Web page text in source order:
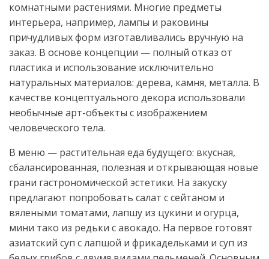
комнатными растениями. Многие предметы
интерьера, например, лампы и раковины
причудливых форм изготавливались вручную на
заказ. В основе концепции — полный отказ от
пластика и использование исключительно
натуральных материалов: дерева, камня, металла. В
качестве концептуального декора использовали
необычные арт-объекты с изображением
человеческого тела.
В меню — растительная еда будущего: вкусная,
сбалансированная, полезная и открывающая новые
грани гастрономической эстетики. На закуску
предлагают попробовать салат с сейтаном и
вялеными томатами, лапшу из цукини и огурца,
мини тако из редьки с авокадо. На первое готовят
азиатский суп с лапшой и фрикадельками и суп из